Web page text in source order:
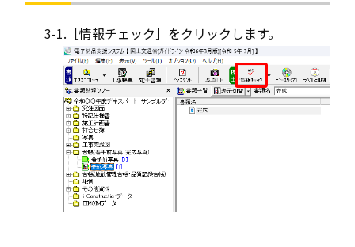
3-1.［情報チェック］をクリックします。